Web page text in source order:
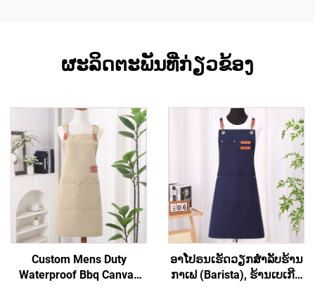
ຜະລິດຕະພັນທີ່ກ່ຽວຂ້ອງ
Custom Mens Duty
Waterproof Bbq Canvas
ອາໂປຣນເຮັດວຽກສຳລັບຮ້ານ
ກາເຟ (Barista), ຮ້ານເບເກີຣີ່